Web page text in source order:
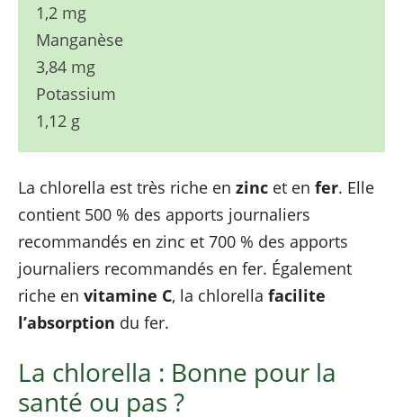
1,2 mg
Manganèse
3,84 mg
Potassium
1,12 g
La chlorella est très riche en zinc et en fer. Elle
contient 500 % des apports journaliers
recommandés en zinc et 700 % des apports
journaliers recommandés en fer. Également
riche en vitamine C, la chlorella facilite
l’absorption du fer.
La chlorella : Bonne pour la
santé ou pas ?